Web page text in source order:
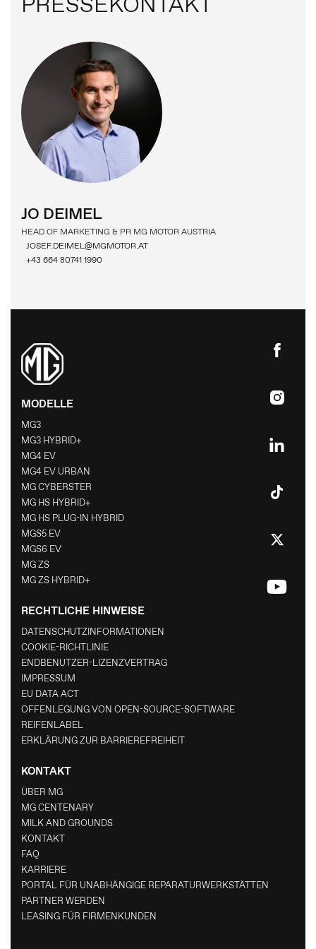
JO DEIMEL
HEAD OF MARKETING & PR MG MOTOR AUSTRIA
JOSEF.DEIMEL@MGMOTOR.AT
+43 664 80741 1990
MODELLE
MG3
MG3 HYBRID+
MG4 EV
MG4 EV URBAN
MG CYBERSTER
MG HS HYBRID+
MG HS PLUG-IN HYBRID
MGS5 EV
MGS6 EV
MG ZS
MG ZS HYBRID+
RECHTLICHE HINWEISE
DATENSCHUTZINFORMATIONEN
COOKIE-RICHTLINIE
ENDBENUTZER-LIZENZVERTRAG
IMPRESSUM
EU DATA ACT
OFFENLEGUNG VON OPEN-SOURCE-SOFTWARE
REIFENLABEL
ERKLÄRUNG ZUR BARRIEREFREIHEIT
KONTAKT
ÜBER MG
MG CENTENARY
MILK AND GROUNDS
KONTAKT
FAQ
KARRIERE
PORTAL FÜR UNABHÄNGIGE REPARATURWERKSTÄTTEN
PARTNER WERDEN
LEASING FÜR FIRMENKUNDEN